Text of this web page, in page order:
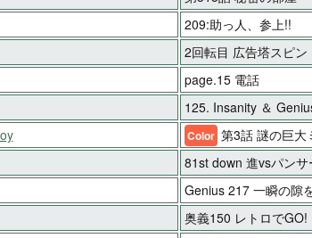
209:助っ人、参上!!
2回転目 広告塔スピン
page.15 電話
125. Insanity ＆
Color 第3話 謎の巨大
81st down 進vsパンサ
Genius 217 一瞬の隙
奥義150 レトロでGO!